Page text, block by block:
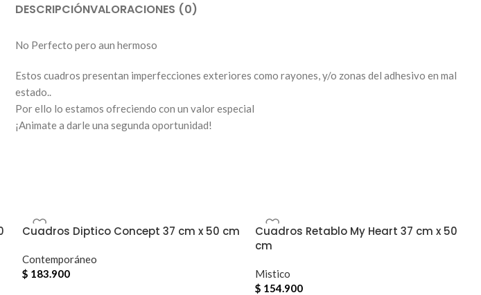
DESCRIPCIÓNVALORACIONES (0)
No Perfecto pero aun hermoso
Estos cuadros presentan imperfecciones exteriores como rayones, y/o zonas del adhesivo en mal
estado..
Por ello lo estamos ofreciendo con un valor especial
¡Animate a darle una segunda oportunidad!
Cuadros Diptico Concept 37 cm x 50 cm
Contemporáneo
$ 183.900
Cuadros Retablo My Heart 37 cm x 50
cm
Mistico
$ 154.900